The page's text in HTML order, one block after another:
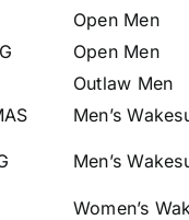
Open Men
Open Men
Outlaw Men
Men’s
Men’s
Women’s